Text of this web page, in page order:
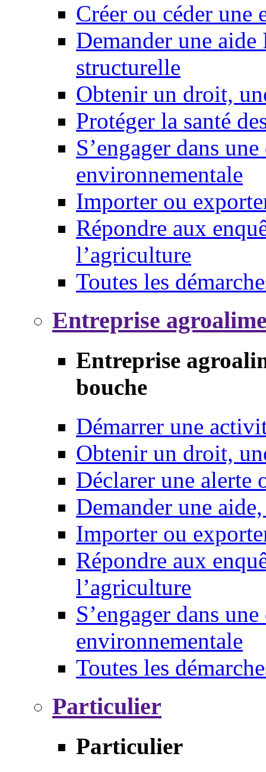
Créer ou céder une
Demander une
structurelle
Obtenir un droit,
Protéger la santé
S’engager dans
environnementale
Importer ou
Répondre aux
l’agriculture
Toutes les
Entreprise
Entreprise
bouche
Démarrer une
Obtenir un droit,
Déclarer une alerte
Demander une
Importer ou
Répondre aux
l’agriculture
S’engager dans
environnementale
Toutes les
Particulier
Particulier